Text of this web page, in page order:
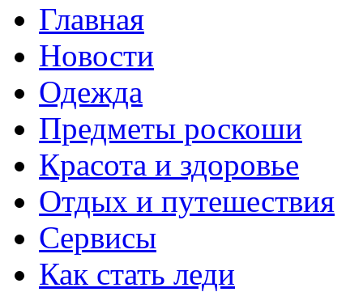
Главная
Новости
Одежда
Предметы роскоши
Красота и здоровье
Отдых и путешествия
Сервисы
Как стать леди